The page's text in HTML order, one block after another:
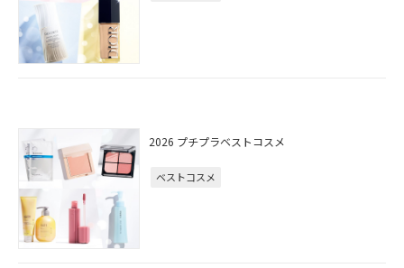
2026 プチプラベストコスメ
ベストコスメ